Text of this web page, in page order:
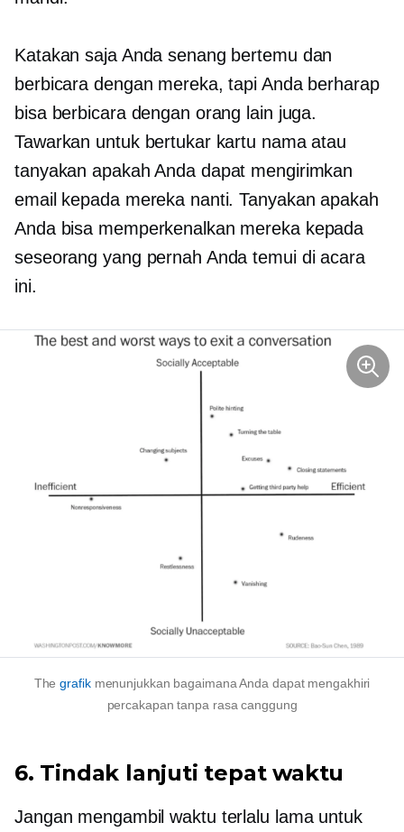
Katakan saja Anda senang bertemu dan
berbicara dengan mereka, tapi Anda berharap
bisa berbicara dengan orang lain juga.
Tawarkan untuk bertukar kartu nama atau
tanyakan apakah Anda dapat mengirimkan
email kepada mereka nanti. Tanyakan apakah
Anda bisa memperkenalkan mereka kepada
seseorang yang pernah Anda temui di acara
ini.
Thegrafikmenunjukkan bagaimana Anda dapat mengakhiri
percakapan tanpa rasa canggung
6. Tindak lanjuti tepat waktu
Jangan mengambil waktu terlalu lama untuk